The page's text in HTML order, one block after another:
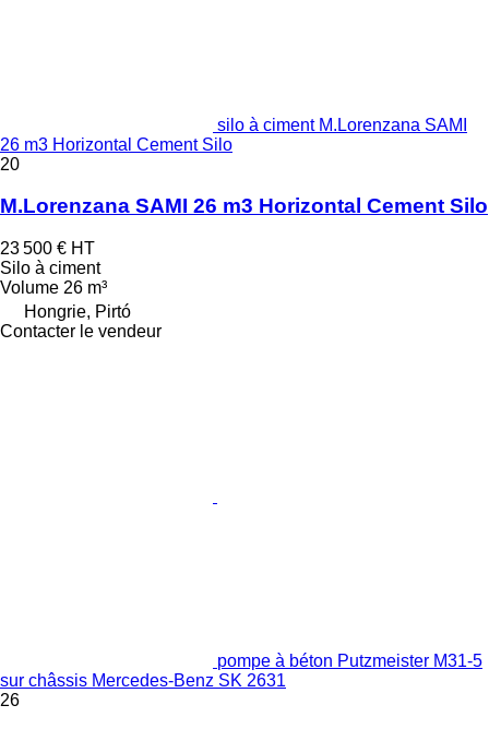
silo à ciment M.Lorenzana SAMI
26 m3 Horizontal Cement Silo
20
M.Lorenzana SAMI 26 m3 Horizontal Cement Silo
23 500 € HT
Silo à ciment
Volume 26 m³
Hongrie, Pirtó
Contacter le vendeur
pompe à béton Putzmeister M31-5
sur châssis Mercedes-Benz SK 2631
26